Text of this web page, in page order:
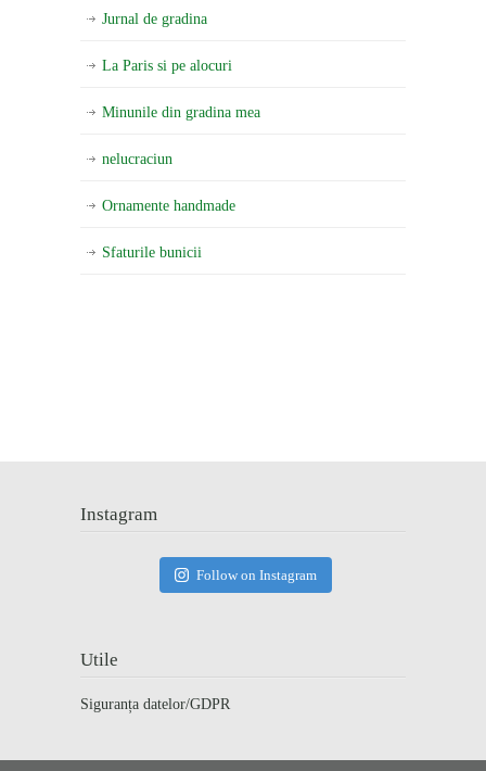
Jurnal de gradina
La Paris si pe alocuri
Minunile din gradina mea
nelucraciun
Ornamente handmade
Sfaturile bunicii
Instagram
Follow on Instagram
Utile
Siguranța datelor/GDPR